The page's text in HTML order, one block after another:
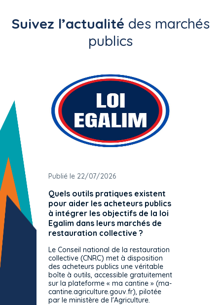
Suivez l’actualité des marchés
publics
Publié le 22/07/2026
Quels outils pratiques existent
pour aider les acheteurs publics
à intégrer les objectifs de la loi
Egalim dans leurs marchés de
restauration collective ?
Le Conseil national de la restauration
collective (CNRC) met à disposition
des acheteurs publics une véritable
boîte à outils, accessible gratuitement
sur la plateforme « ma cantine » (ma-
cantine.agriculture.gouv.fr), pilotée
par le ministère de l'Agriculture.